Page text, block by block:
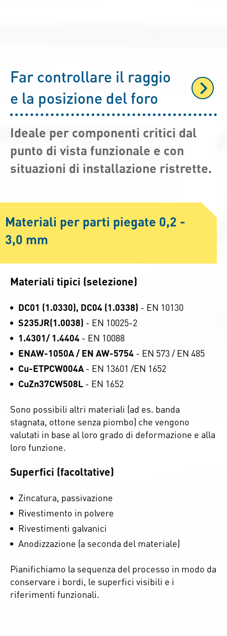
Far controllare il raggio
e la posizione del foro
Ideale per componenti critici dal
punto di vista funzionale e con
situazioni di installazione ristrette.
Materiali per parti piegate 0,2 -
3,0 mm
Materiali tipici (selezione)
DC01 (1.0330), DC04 (1.0338) - EN 10130
S235JR(1.0038) - EN 10025-2
1.4301/ 1.4404 - EN 10088
ENAW-1050A / EN AW-5754 - EN 573 / EN 485
Cu-ETPCW004A - EN 13601 /EN 1652
CuZn37CW508L - EN 1652
Sono possibili altri materiali (ad es. banda
stagnata, ottone senza piombo) che vengono
valutati in base al loro grado di deformazione e alla
loro funzione.
Superfici (facoltative)
Zincatura, passivazione
Rivestimento in polvere
Rivestimenti galvanici
Anodizzazione (a seconda del materiale)
Pianifichiamo la sequenza del processo in modo da
conservare i bordi, le superfici visibili e i
riferimenti funzionali.